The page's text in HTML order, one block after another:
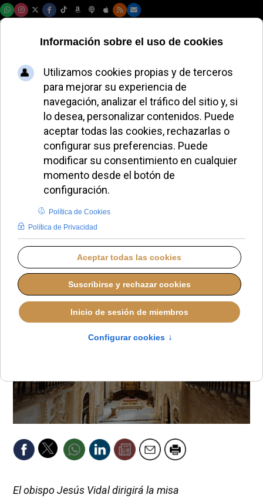
El obispo de Segovia
presidirá la
Eucaristía del
centenario en El
Parral
LUNES, 29 SEPTIEMBRE 2025 16:50
El obispo Jesús Vidal dirigirá la misa